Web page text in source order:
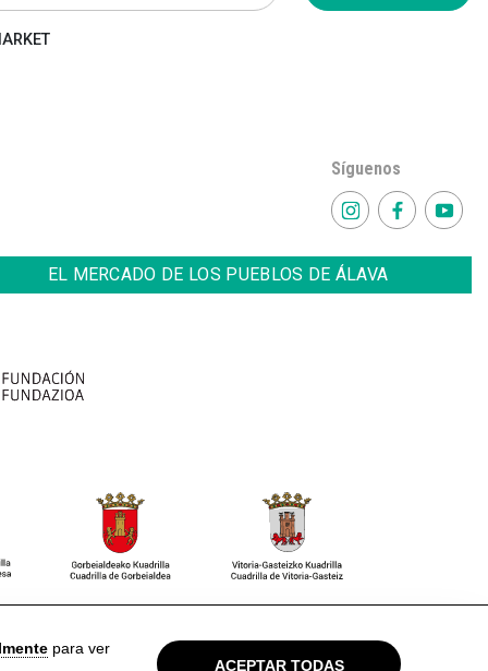
Síguenos
EL MERCADO DE LOS PUEBLOS DE ÁLAVA
Legal Política de privacidad Cookies